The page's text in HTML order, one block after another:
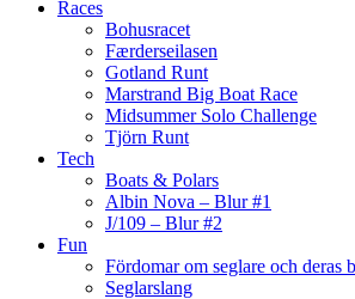
Races
Bohusracet
Færderseilasen
Gotland Runt
Marstrand Big Boat Race
Midsummer Solo Challenge
Tjörn Runt
Tech
Boats & Polars
Albin Nova – Blur #1
J/109 – Blur #2
Fun
Fördomar om seglare och deras
Seglarslang